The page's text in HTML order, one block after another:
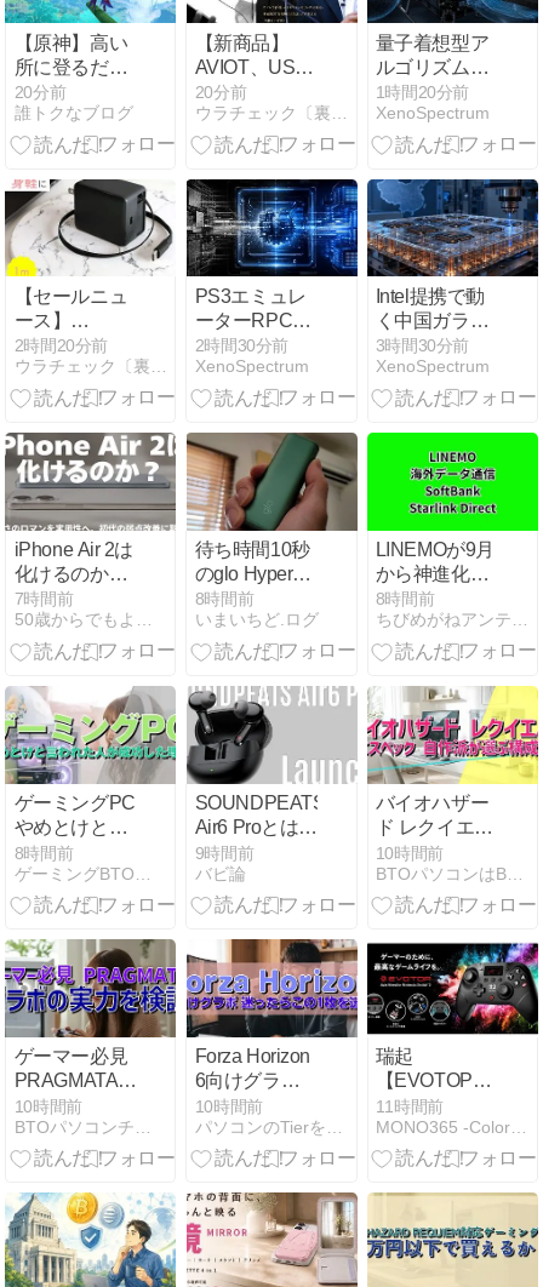
【原神】高い
所に登るだけ
で貰えるアチ
ーブメント一
覧！全9ヶ所
め！
20分前
誰トクなブログ
【新商品】
AVIOT、USB
Type-Cイヤホ
ン「CE-V1」
「CE-G1」を
ゾ対応＆ノイ
ズキャンセリ
ングモデルも
ラインアップ
20分前
ウラチェック〔裏チェック〕
量子着想型ア
ルゴリズムが
3Dプリント製
ドローンプロ
ペラの設計工
1時間20分前
XenoSpectrum
【セールニュ
ース】
MOTTERU「楽
天お買い物マ
ラソン」開
人気商品が最
大約50%OFF
2時間20分前
ウラチェック〔裏チェック〕
PS3エミュレ
ーターRPCS3
が最適化によ
りArmでの性
能向上が進む
2時間30分前
XenoSpectrum
Intel提携で動
く中国ガラス
基板網、量産
前に装置受注
が走り出した
3時間30分前
XenoSpectrum
iPhone Air 2は
化けるのか？
初代Airの失敗
理由と期待し
たい進化を考
7時間前
50歳からでもよくわかるガジェットの話
待ち時間10秒
のglo Hyper
pro+をレビュ
ーする｜glo
Hyper proは大
8時間前
いまいちど.ログ
LINEMOが9月
から神進化！
海外7日無料
＆衛星通信の
注意点・手順
8時間前
ちびめがねアンテナ｜最新ガジェットのレビューブログ
ゲーミングPC
やめとけと言
われた人が成
功した理由
8時間前
SOUNDPEATS
Air6 Proとは？
発売日・特
徴・前モデル
との違いまと
9時間前
バビ論
バイオハザー
ド レクイエム
PCスペック
自作派が選ぶ
構成例
10時間前
BTOパソコンはBuild To Orderの略
ゲーマー必見
PRAGMATA
グラボの実力
を検証
10時間前
Forza Horizon
6向けグラボ
迷ったらこの
1枚を選べ
10時間前
瑞起
【EVOTOP
Axis Wired for
Nintendo
Switch 2】ミ
搭載し、PCや
専用アプリを
使わずに各種
11時間前
MONO365 -Color your days-